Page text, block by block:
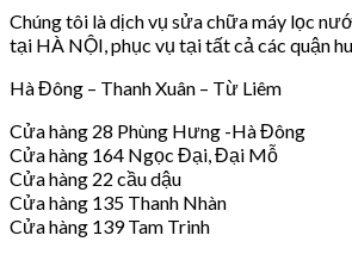
Chúng tôi là dịch vụ sửa chữa máy lọc
tại HÀ NỘI, phục vụ tại tất cả các quận
Hà Đông – Thanh Xuân – Từ Liêm
Cửa hàng 28 Phùng Hưng -Hà Đông
Cửa hàng 164 Ngọc Đại, Đại Mỗ
Cửa hàng 22 cầu dậu
Cửa hàng 135 Thanh Nhàn
Cửa hàng 139 Tam Trinh